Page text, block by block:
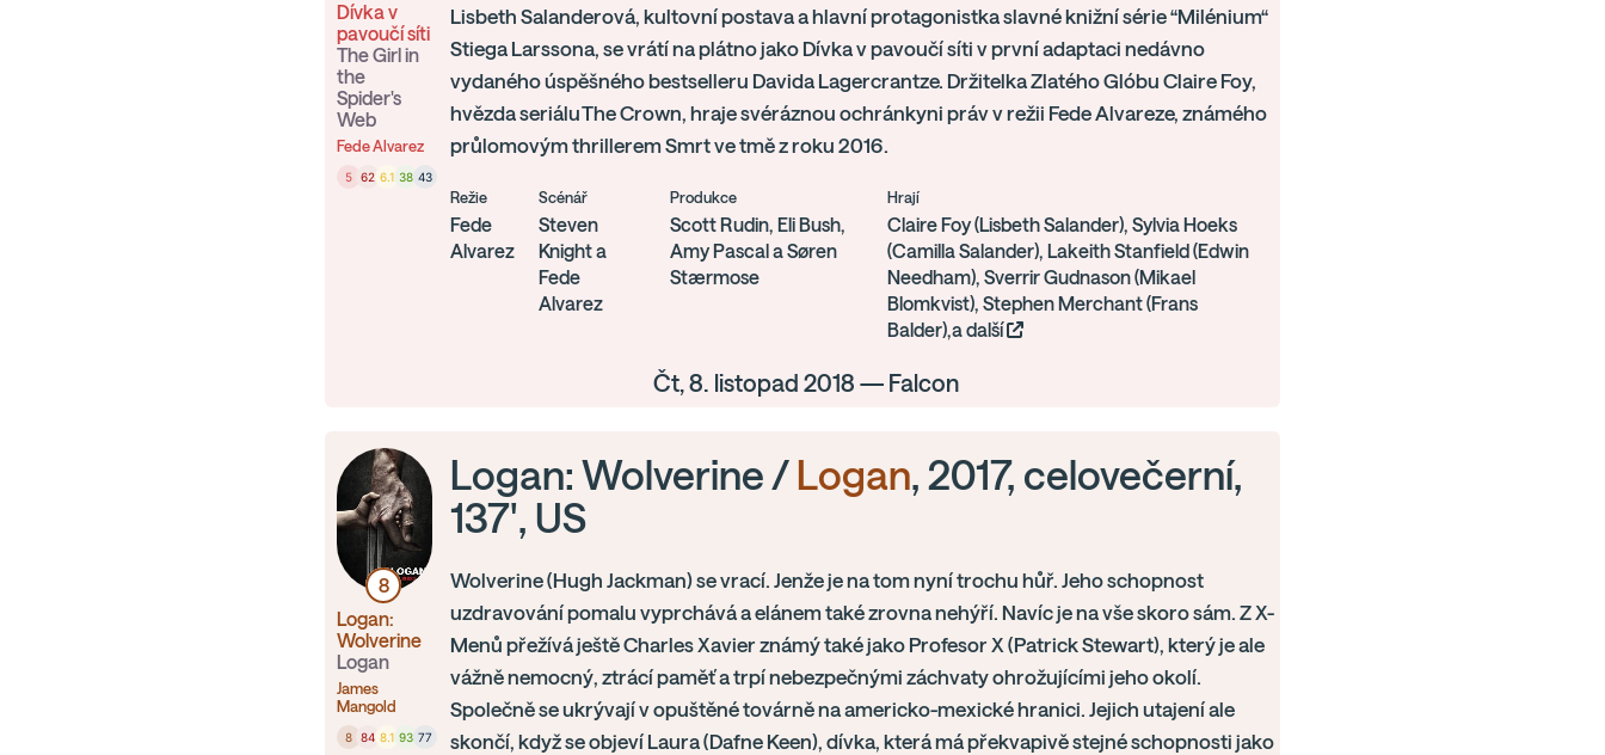
Dívka v
pavoučí síti
The Girl in
the
Spider's
Web
Fede Alvarez
5 62 6.1 38 43
Lisbeth Salanderová, kultovní postava a hlavní protagonistka slavné knižní série “Milénium“
Stiega Larssona, se vrátí na plátno jako Dívka v pavoučí síti v první adaptaci nedávno
vydaného úspěšného bestselleru Davida Lagercrantze. Držitelka Zlatého Glóbu Claire Foy,
hvězda seriálu The Crown, hraje svéráznou ochránkyni práv v režii Fede Alvareze, známého
průlomovým thrillerem Smrt ve tmě z roku 2016.
Režie
Fede
Alvarez
Scénář
Steven
Knight a
Fede
Alvarez
Produkce
Scott Rudin, Eli Bush,
Amy Pascal a Søren
Stærmose
Hrají
Claire Foy (Lisbeth Salander), Sylvia Hoeks
(Camilla Salander), Lakeith Stanfield (Edwin
Needham), Sverrir Gudnason (Mikael
Blomkvist), Stephen Merchant (Frans
Balder),a další
Čt, 8. listopad 2018 — Falcon
8
Logan:
Wolverine
Logan
James
Mangold
8 84 8.1 93 77
Logan: Wolverine /Logan, 2017, celovečerní,
137', US
Wolverine (Hugh Jackman) se vrací. Jenže je na tom nyní trochu hůř. Jeho schopnost
uzdravování pomalu vyprchává a elánem také zrovna nehýří. Navíc je na vše skoro sám. Z X-
Menů přežívá ještě Charles Xavier známý také jako Profesor X (Patrick Stewart), který je ale
vážně nemocný, ztrácí paměť a trpí nebezpečnými záchvaty ohrožujícími jeho okolí.
Společně se ukrývají v opuštěné továrně na americko-mexické hranici. Jejich utajení ale
skončí, když se objeví Laura (Dafne Keen), dívka, která má překvapivě stejné schopnosti jako